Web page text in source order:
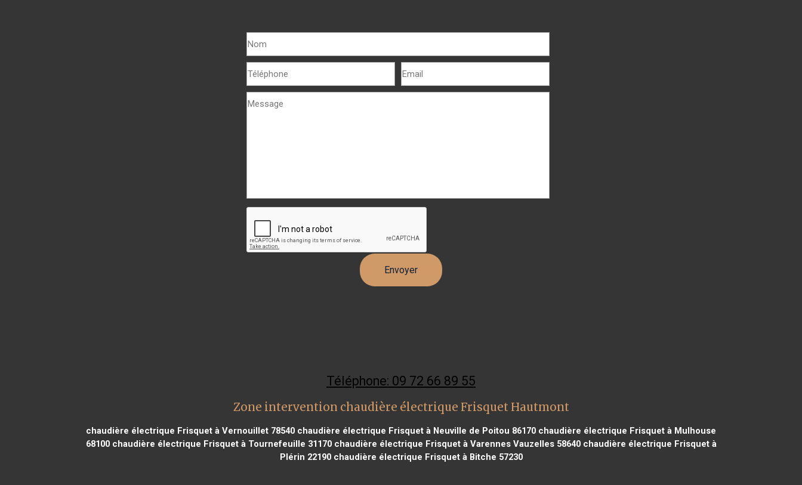
Téléphone: 09 72 66 89 55
Zone intervention chaudière électrique Frisquet Hautmont
chaudière électrique Frisquet à Vernouillet 78540 chaudière électrique Frisquet à Neuville de Poitou 86170 chaudière électrique Frisquet à Mulhouse
68100chaudière électrique Frisquet à Tournefeuille 31170chaudière électrique Frisquet à Varennes Vauzelles 58640chaudière électrique Frisquet à
Plérin 22190chaudière électrique Frisquet à Bitche 57230